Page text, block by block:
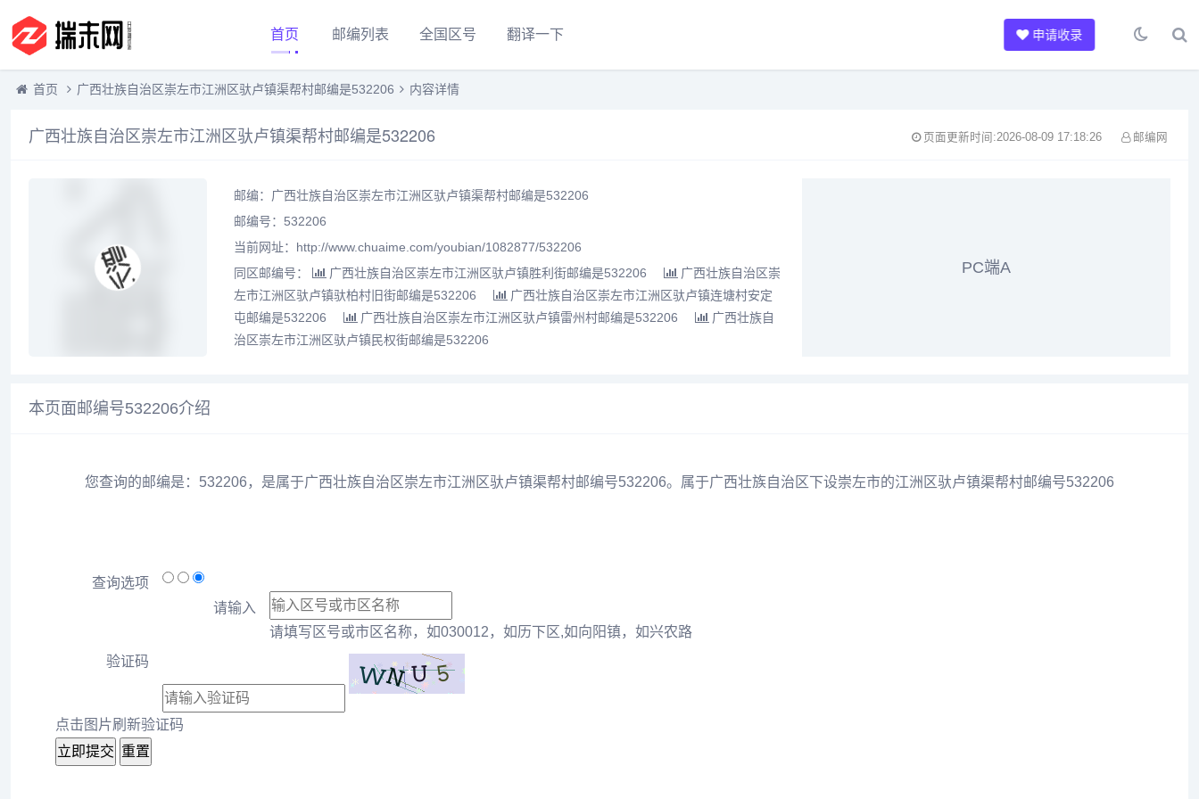
首页 邮编列表 全国区号 翻译一下 申请收录
首页 广西壮族自治区崇左市江洲区驮卢镇渠帮村邮编是532206 内容详情
广西壮族自治区崇左市江洲区驮卢镇渠帮村邮编是532206 页面更新时间:2026-08-09 17:18:26 邮编网
邮编：广西壮族自治区崇左市江洲区驮卢镇渠帮村邮编是532206
邮编号：532206
当前网址：http://www.chuaime.com/youbian/1082877/532206
同区邮编号：
广西壮族自治区崇左市江洲区驮卢镇胜利街邮编是532206
广西壮族自治区崇
左市江洲区驮卢镇驮柏村旧街邮编是532206
广西壮族自治区崇左市江洲区驮卢镇连塘村安定
屯邮编是532206
广西壮族自治区崇左市江洲区驮卢镇雷州村邮编是532206
广西壮族自
治区崇左市江洲区驮卢镇民权街邮编是532206
PC端A
本页面邮编号532206介绍
您查询的邮编是：532206，是属于广西壮族自治区崇左市江洲区驮卢镇渠帮村邮编号532206。属于广西壮族自治区下设崇左市的江洲区驮卢镇渠帮村邮编号532206
查询选项
请输入
请填写区号或市区名称，如030012，如历下区,如向阳镇，如兴农路
验证码
点击图片刷新验证码
立即提交 重置